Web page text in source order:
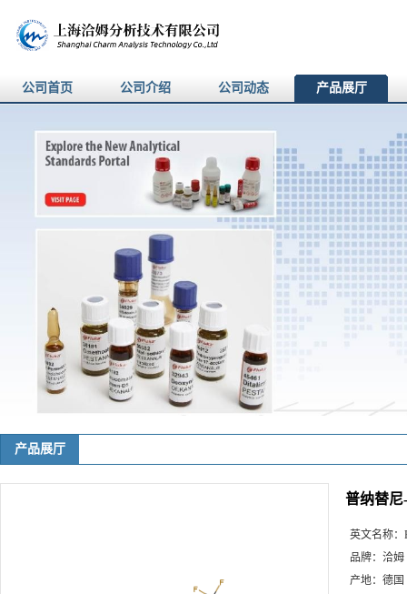
公司首页 公司介绍 公司动态 产品展厅
产品展厅
普纳替尼
英文名称：
品牌： 洽姆
产地： 德国